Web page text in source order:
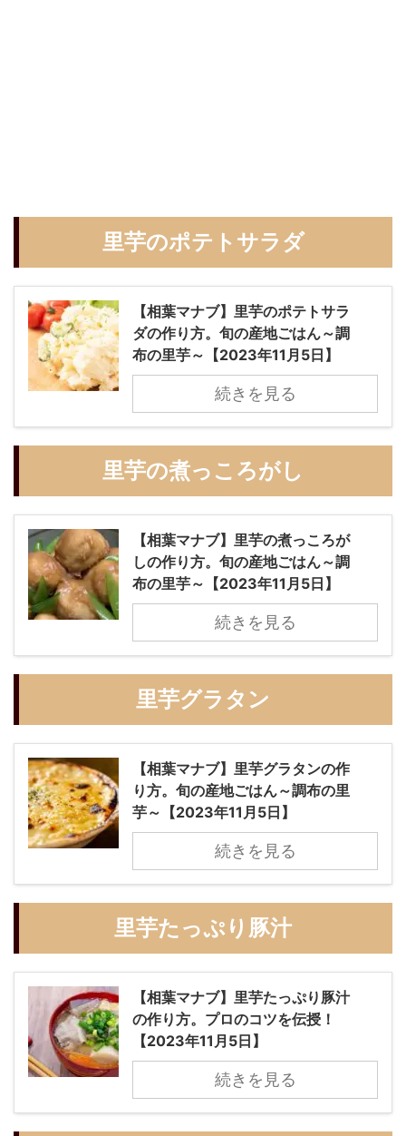
里芋のポテトサラダ
【相葉マナブ】里芋のポテトサラ
ダの作り方。旬の産地ごはん～調
布の里芋～【2023年11月5日】
続きを見る
里芋の煮っころがし
【相葉マナブ】里芋の煮っころが
しの作り方。旬の産地ごはん～調
布の里芋～【2023年11月5日】
続きを見る
里芋グラタン
【相葉マナブ】里芋グラタンの作
り方。旬の産地ごはん～調布の里
芋～【2023年11月5日】
続きを見る
里芋たっぷり豚汁
【相葉マナブ】里芋たっぷり豚汁
の作り方。プロのコツを伝授！
【2023年11月5日】
続きを見る